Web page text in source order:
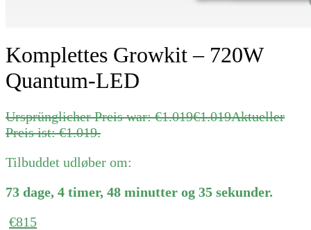
Komplettes Growkit – 720W
Quantum-LED
Ursprünglicher Preis war: €1.019€1.019Aktueller
Preis ist: €1.019.
Tilbuddet udløber om:
73 dage, 4 timer, 48 minutter og 35 sekunder.
€815